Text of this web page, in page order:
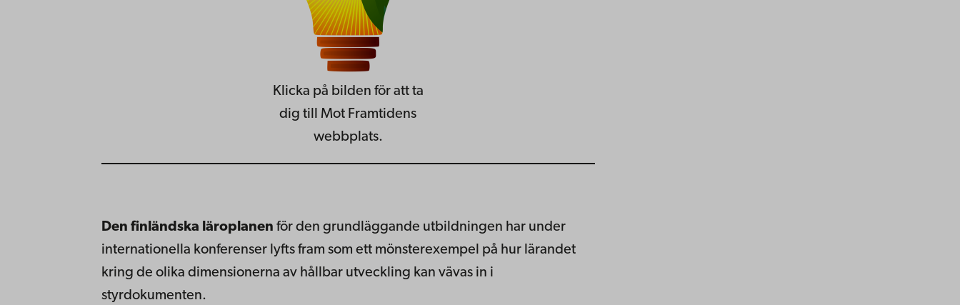
Klicka på bilden för att ta
dig till Mot Framtidens
webbplats.
Den finländska läroplanen för den grundläggande utbildningen har under
internationella konferenser lyfts fram som ett mönsterexempel på hur lärandet
kring de olika dimensionerna av hållbar utveckling kan vävas in i
styrdokumenten.